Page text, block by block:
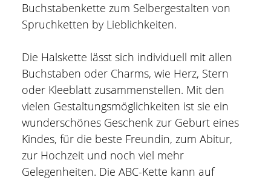
Buchstabenkette zum Selbergestalten von
Spruchketten by Lieblichkeiten.
Die Halskette lässt sich individuell mit allen
Buchstaben oder Charms, wie Herz, Stern
oder Kleeblatt zusammenstellen. Mit den
vielen Gestaltungsmöglichkeiten ist sie ein
wunderschönes Geschenk zur Geburt eines
Kindes, für die beste Freundin, zum Abitur,
zur Hochzeit und noch viel mehr
Gelegenheiten. Die ABC-Kette kann auf